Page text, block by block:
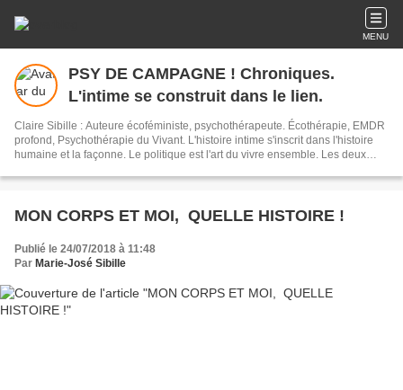
MENU
PSY DE CAMPAGNE ! Chroniques.
L'intime se construit dans le lien.
Claire Sibille : Auteure écoféministe, psychothérapeute. Écothérapie, EMDR
profond, Psychothérapie du Vivant. L'histoire intime s'inscrit dans l'histoire
humaine et la façonne. Le politique est l'art du vivre ensemble. Les deux
du monde. Newsletter : vous recevez mes articles une fois par mois environ.
MON CORPS ET MOI, QUELLE HISTOIRE !
Publié le 24/07/2018 à 11:48
Par Marie-José Sibille